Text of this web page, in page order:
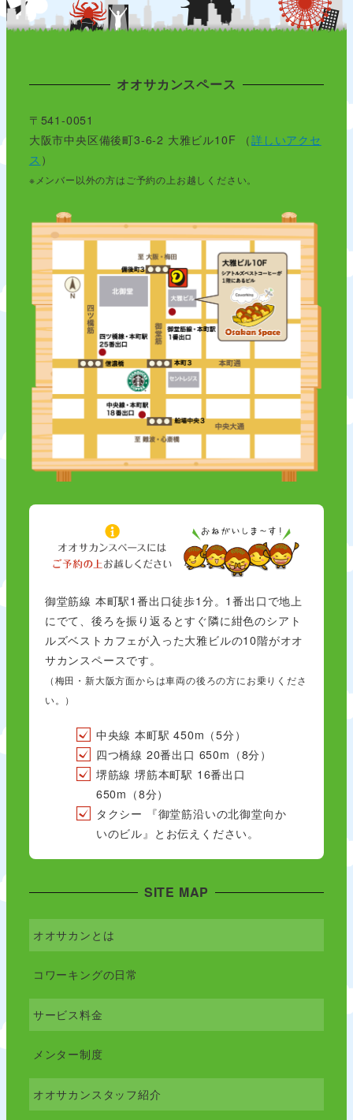
オオサカンスペース
〒541-0051
大阪市中央区備後町3-6-2 大雅ビル10F （詳しいアクセ
ス ）
※メンバー以外の方はご予約の上お越しください。
御堂筋線 本町駅1番出口徒歩1分。1番出口で地上
にでて、後ろを振り返るとすぐ隣に紺色のシアト
ルズベストカフェが入った大雅ビルの10階がオオ
サカンスペースです。
（梅田・新大阪方面からは車両の後ろの方にお乗りくださ
い。）
中央線 本町駅 450m（5分）
四つ橋線 20番出口 650m（8分）
堺筋線 堺筋本町駅 16番出口
650m（8分）
タクシー 『御堂筋沿いの北御堂向か
いのビル』とお伝えください。
SITE MAP
オオサカンとは
コワーキングの日常
サービス料金
メンター制度
オオサカンスタッフ紹介